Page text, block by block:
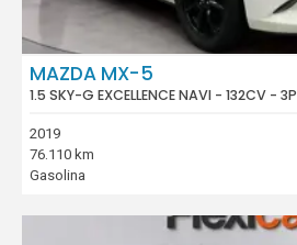
MAZDA MX-5
1.5 SKY-G EXCELLENCE NAVI - 132CV - 3P
2019
76.110 km
Gasolina